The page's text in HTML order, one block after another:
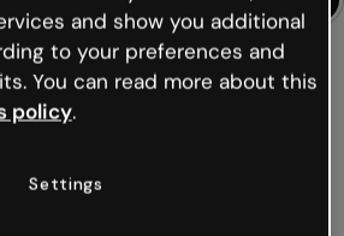
and show you additional
to your preferences and
You can read more about this
policy.
Settings